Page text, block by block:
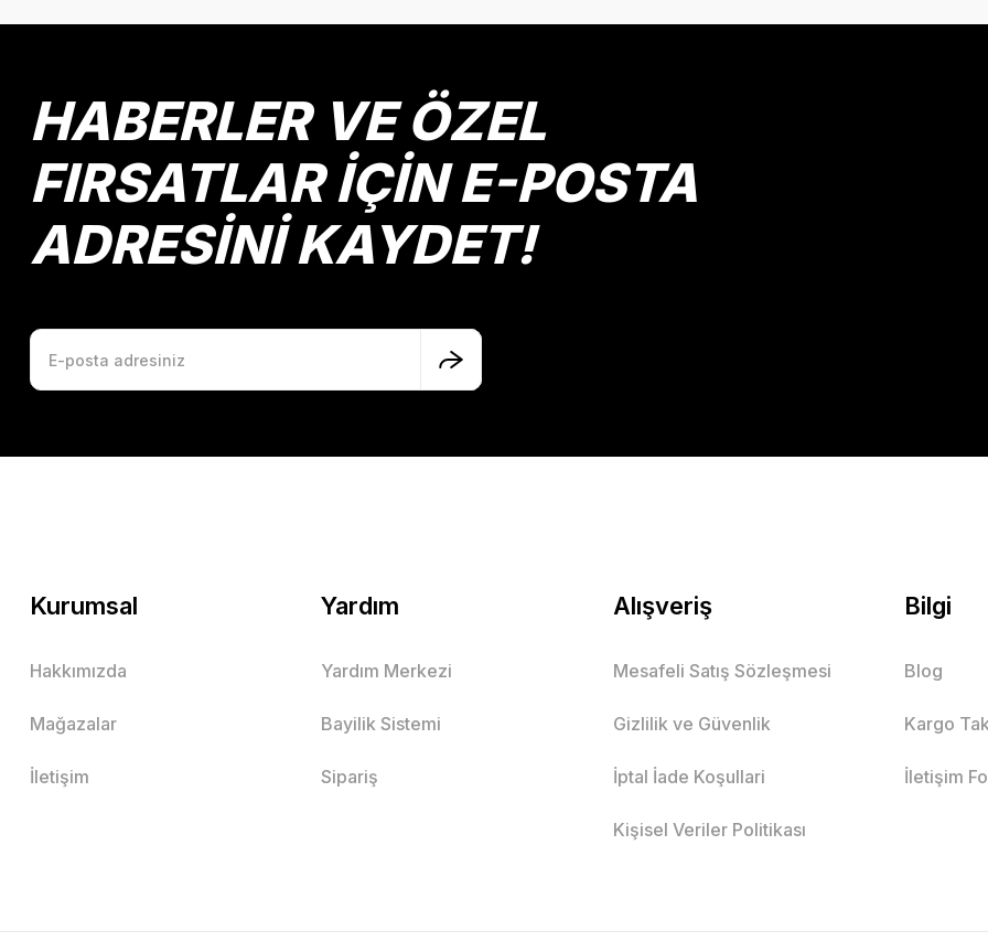
HABERLER VE ÖZEL
FIRSATLAR İÇİN E-POSTA
ADRESİNİ KAYDET!
Kurumsal
Hakkımızda
Mağazalar
İletişim
Yardım
Yardım Merkezi
Bayilik Sistemi
Sipariş
Alışveriş
Mesafeli Satış Sözleşmesi
Gizlilik ve Güvenlik
İptal İade Koşullari
Kişisel Veriler Politikası
Bilgi
Blog
Kargo
İletişim